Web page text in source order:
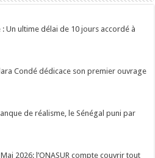
Un ultime délai de 10 jours accordé à
Condé dédicace son premier ouvrage
de réalisme, le Sénégal puni par
2026: l’ONASUR compte couvrir tout